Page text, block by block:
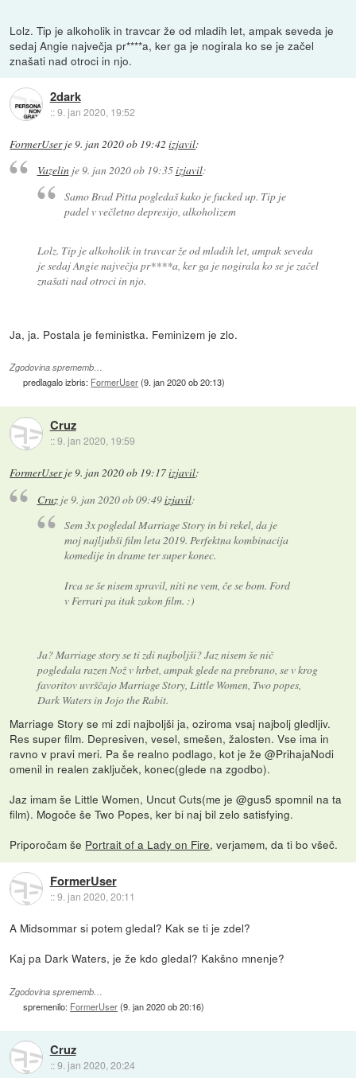
Lolz. Tip je alkoholik in travcar že od mladih let, ampak seveda je
sedaj Angie največja pr****a, ker ga je nogirala ko se je začel
znašati nad otroci in njo.
2dark
::9. jan 2020, 19:52
FormerUserje9. jan 2020 ob 19:42 izjavil:
Vazelinje9. jan 2020 ob 19:35izjavil:
Samo Brad Pitta pogledaš kako je fucked up. Tip je
padel v večletno depresijo, alkoholizem
Lolz. Tip je alkoholik in travcar že od mladih let, ampak seveda
je sedaj Angie največja pr****a, ker ga je nogirala ko se je začel
znašati nad otroci in njo.
Ja, ja. Postala je feministka. Feminizem je zlo.
Zgodovina sprememb…
predlagalo izbris: FormerUser(9. jan 2020 ob 20:13)
Cruz
::9. jan 2020, 19:59
FormerUserje9. jan 2020 ob 19:17izjavil:
Cruzje 9. jan 2020 ob 09:49izjavil:
Sem 3x pogledal Marriage Story in bi rekel, da je
moj najljubši film leta 2019. Perfektna kombinacija
komedije in drame ter super konec.
Irca se še nisem spravil, niti ne vem, če se bom. Ford
v Ferrari pa itak zakon film. :)
Ja? Marriage story se ti zdi najboljši? Jaz nisem še nič
pogledala razen Nož v hrbet, ampak glede na prebrano, se v krog
favoritov uvrščajo Marriage Story, Little Women, Two popes,
Dark Waters in Jojo the Rabit.
Marriage Story se mi zdi najboljši ja, oziroma vsaj najbolj gledljiv.
Res super film. Depresiven, vesel, smešen, žalosten. Vse ima in
ravno v pravi meri. Pa še realno podlago, kot je že @PrihajaNodi
omenil in realen zaključek, konec(glede na zgodbo).
Jaz imam še Little Women, Uncut Cuts(me je @gus5 spomnil na ta
film). Mogoče še Two Popes, ker bi naj bil zelo satisfying.
Priporočam še Portrait of a Lady on Fire, verjamem, da ti bo všeč.
FormerUser
::9. jan 2020, 20:11
A Midsommar si potem gledal? Kak se ti je zdel?
Kaj pa Dark Waters, je že kdo gledal? Kakšno mnenje?
Zgodovina sprememb…
spremenilo: FormerUser(9. jan 2020 ob 20:16)
Cruz
::9. jan 2020, 20:24